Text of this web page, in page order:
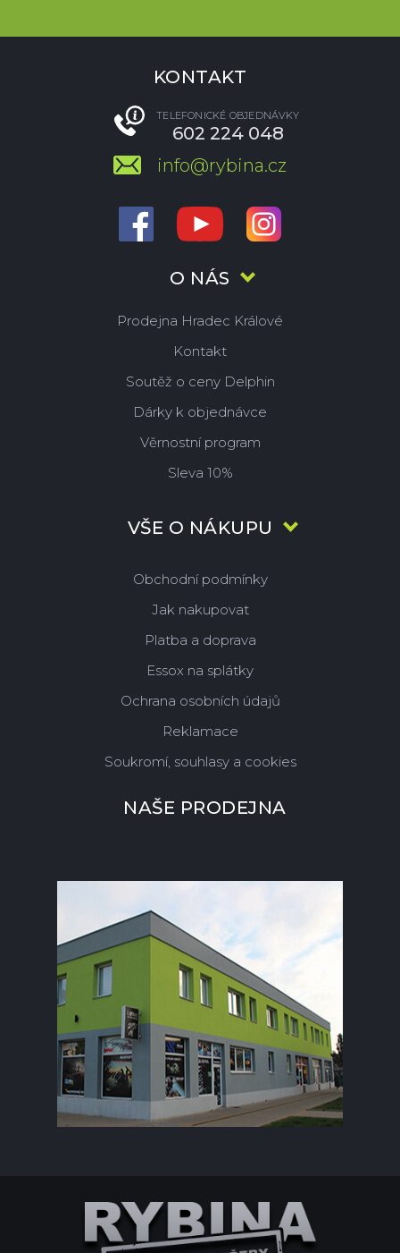
O NÁS
Prodejna Hradec Králové
Kontakt
Soutěž o ceny Delphin
Dárky k objednávce
Věrnostní program
Sleva 10%
VŠE O NÁKUPU
Obchodní podmínky
Jak nakupovat
Platba a doprava
Essox na splátky
Ochrana osobních údajů
Reklamace
Soukromí, souhlasy a cookies
KONTAKT
TELEFONICKÉ OBJEDNÁVKY
602 224 048
info@rybina.cz
NAŠE PRODEJNA